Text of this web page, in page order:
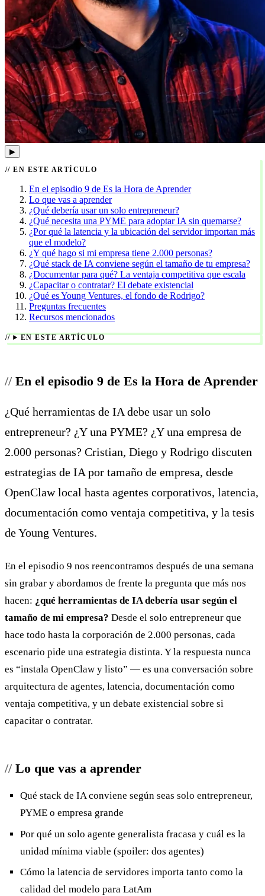
▶
EN ESTE ARTÍCULO
En el episodio 9 de Es la Hora de Aprender
Lo que vas a aprender
¿Qué debería usar un solo entrepreneur?
¿Qué necesita una PYME para adoptar IA sin quemarse?
¿Por qué la latencia y la ubicación del servidor importan más
que el modelo?
¿Y qué hago si mi empresa tiene 2.000 personas?
¿Qué stack de IA conviene según el tamaño de tu empresa?
¿Documentar para qué? La ventaja competitiva que escala
¿Capacitar o contratar? El debate existencial
¿Qué es Young Ventures, el fondo de Rodrigo?
Preguntas frecuentes
Recursos mencionados
EN ESTE ARTÍCULO
En el episodio 9 de Es la Hora de Aprender
¿Qué herramientas de IA debe usar un solo
entrepreneur? ¿Y una PYME? ¿Y una empresa de
2.000 personas? Cristian, Diego y Rodrigo discuten
estrategias de IA por tamaño de empresa, desde
OpenClaw local hasta agentes corporativos, latencia,
documentación como ventaja competitiva, y la tesis
de Young Ventures.
En el episodio 9 nos reencontramos después de una semana
sin grabar y abordamos de frente la pregunta que más nos
hacen: ¿qué herramientas de IA debería usar según el
tamaño de mi empresa? Desde el solo entrepreneur que
hace todo hasta la corporación de 2.000 personas, cada
escenario pide una estrategia distinta. Y la respuesta nunca
es “instala OpenClaw y listo” — es una conversación sobre
arquitectura de agentes, latencia, documentación como
ventaja competitiva, y un debate existencial sobre si
capacitar o contratar.
Lo que vas a aprender
Qué stack de IA conviene según seas solo entrepreneur,
PYME o empresa grande
Por qué un solo agente generalista fracasa y cuál es la
unidad mínima viable (spoiler: dos agentes)
Cómo la latencia de servidores importa tanto como la
calidad del modelo para LatAm